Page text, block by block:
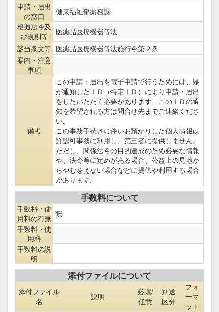
申請・届出
の窓口
健康福祉部薬務課
根拠法令及
び規則等
医薬品医療機器等法
該当条文等 医薬品医療機器等法施行令第２条
案内・注意
事項
備考
この申請・届出を電子申請で行うためには、県
が通知したＩＤ（特定ＩＤ）により申請・届出
をしたいただく必要があります。このＩＤの通
知を希望される方は問合せ先までご連絡くださ
い。
この事務手続きに伴いお預かりした個人情報は
許認可事務に利用し、第三者に提供しません。
ただし、関係法令の目的達成のため必要な情報
や、法令等に定めがある場合、公益上の見地か
らやむをえない場合などに提供や利用する場合
があります。
手数料について
手数料・使
用料の有無 無
手数料・使
用料
手数料の説
明
添付ファイルについて
添付ファイル
名
説明
必須/
任意
別送
区分
フォ
ーマ
ット